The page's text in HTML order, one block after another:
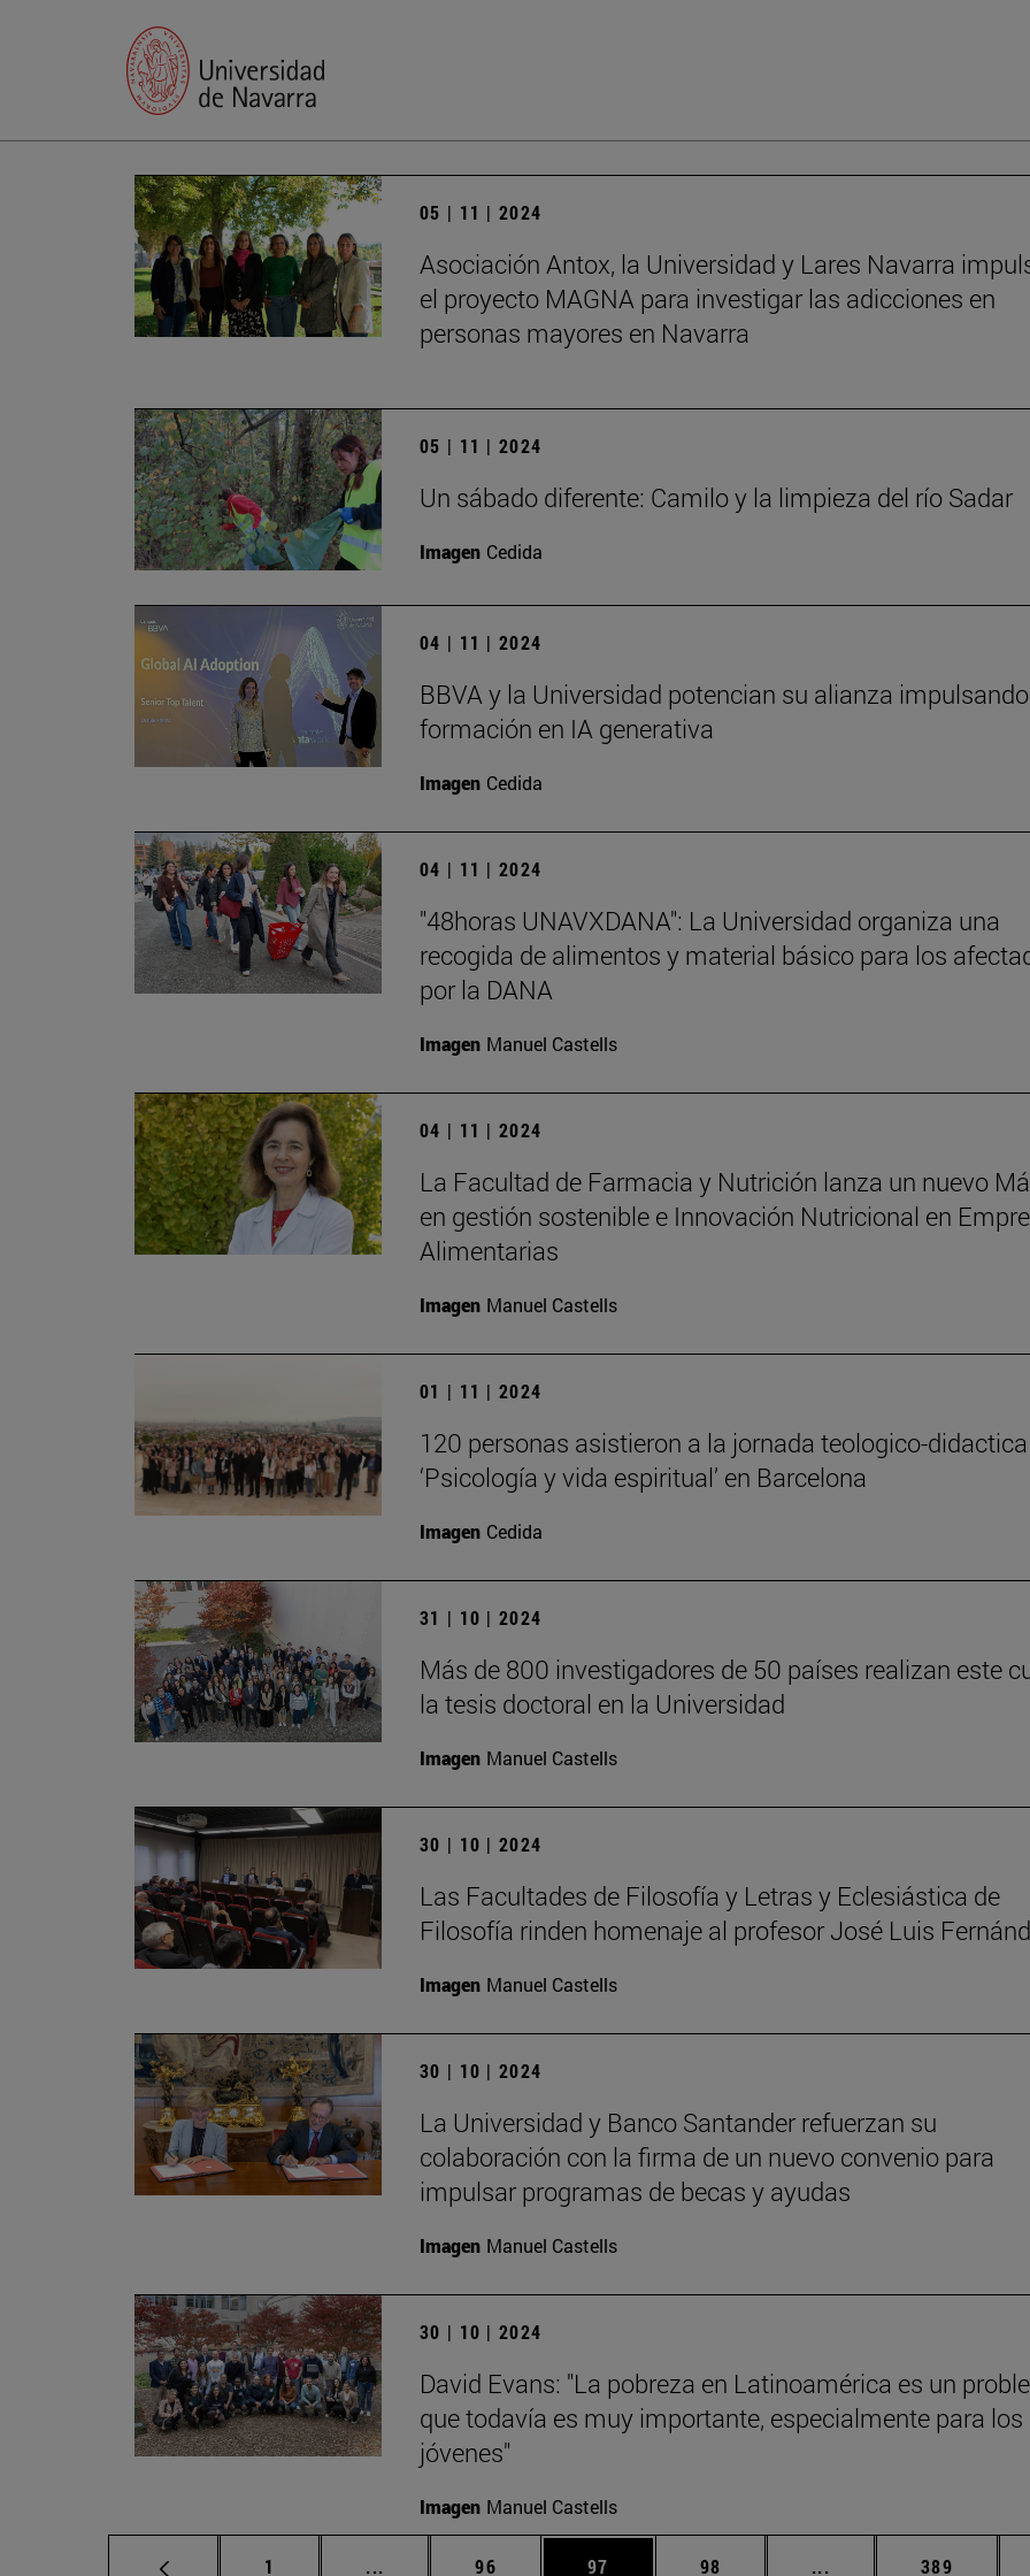
05 | 11 | 2024
Asociación Antox, la Universidad y Lares Navarra
el proyecto MAGNA para investigar las adicciones en
personas mayores en Navarra
05 | 11 | 2024
Un sábado diferente: Camilo y la limpieza del río Sadar
Imagen Cedida
04 | 11 | 2024
BBVA y la Universidad potencian su alianza
formación en IA generativa
Imagen Cedida
04 | 11 | 2024
"48horas UNAVXDANA": La Universidad organiza una
recogida de alimentos y material básico para los
por la DANA
Imagen Manuel Castells
04 | 11 | 2024
La Facultad de Farmacia y Nutrición lanza un nuevo
en gestión sostenible e Innovación Nutricional en
Alimentarias
Imagen Manuel Castells
01 | 11 | 2024
120 personas asistieron a la jornada teologico-didactica
‘Psicología y vida espiritual’ en Barcelona
Imagen Cedida
31 | 10 | 2024
Más de 800 investigadores de 50 países realizan este
la tesis doctoral en la Universidad
Imagen Manuel Castells
30 | 10 | 2024
Las Facultades de Filosofía y Letras y Eclesiástica de
Filosofía rinden homenaje al profesor José Luis
Imagen Manuel Castells
30 | 10 | 2024
La Universidad y Banco Santander refuerzan su
colaboración con la firma de un nuevo convenio para
impulsar programas de becas y ayudas
Imagen Manuel Castells
30 | 10 | 2024
David Evans: "La pobreza en Latinoamérica es un
que todavía es muy importante, especialmente para los
jóvenes"
Imagen Manuel Castells
Página
1 ... Páginas intermedias Use TAB para desplazarse.
Página
96 Página
97 Página
98 ... Páginas intermedias
Página
389